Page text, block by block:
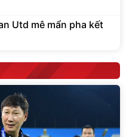
Utd mê mẩn pha kết